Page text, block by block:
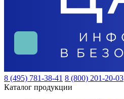
8 (495) 781-38-41 8 (800) 201-20-03
Каталог продукции